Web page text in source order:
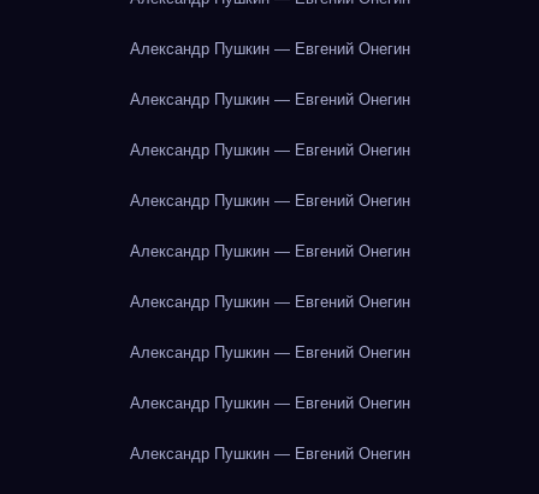
Александр Пушкин — Евгений Онегин
Александр Пушкин — Евгений Онегин
Александр Пушкин — Евгений Онегин
Александр Пушкин — Евгений Онегин
Александр Пушкин — Евгений Онегин
Александр Пушкин — Евгений Онегин
Александр Пушкин — Евгений Онегин
Александр Пушкин — Евгений Онегин
Александр Пушкин — Евгений Онегин